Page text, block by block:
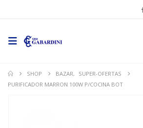
SHOP BAZAR,
SUPER-OFERTAS
PURIFICADOR MARRON 100W P/COCINA BOT